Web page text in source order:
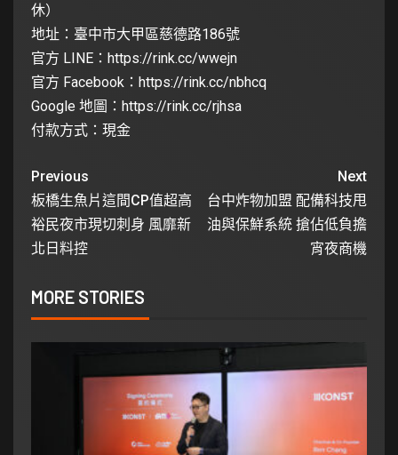
休）
地址：臺中市大甲區慈德路186號
官方 LINE： https://rink.cc/wwejn
官方 Facebook： https://rink.cc/nbhcq
Google 地圖： https://rink.cc/rjhsa
付款方式：現金
Previous
板橋生魚片這間CP值超高
裕民夜市現切刺身 風靡新
北日料控
Next
台中炸物加盟 配備科技甩
油與保鮮系統 搶佔低負擔
宵夜商機
MORE STORIES